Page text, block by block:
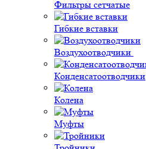
Фильтры сетчатые
Гибкие вставки
Воздухоотводчики
Конденсатоотводчики
Колена
Муфты